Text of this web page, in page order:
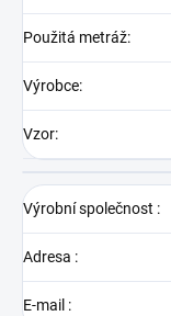
Použitá metráž:
Výrobce:
Vzor:
Výrobní společnost :
Adresa :
E-mail :